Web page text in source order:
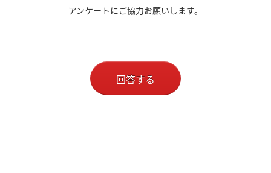
アンケートにご協力お願いします。
回答する